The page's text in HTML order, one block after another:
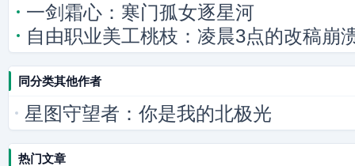
一剑霜心：寒门孤女逐星河
自由职业美工桃枝：凌晨3点的改稿崩
赎
同分类其他作者
星图守望者：你是我的北极光
热门文章